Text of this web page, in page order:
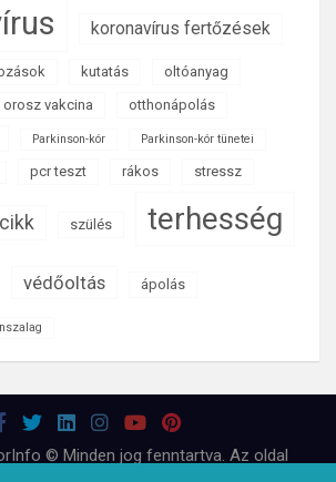
koronavírus fertőzések
kutatás
oltóanyag
orosz vakcina
otthonápolás
Parkinson-kór Parkinson-kór tünetei
pcr teszt rákos stressz
szülés terhesség
védőoltás ápolás
© Minden jog fenntartva. Az oldal